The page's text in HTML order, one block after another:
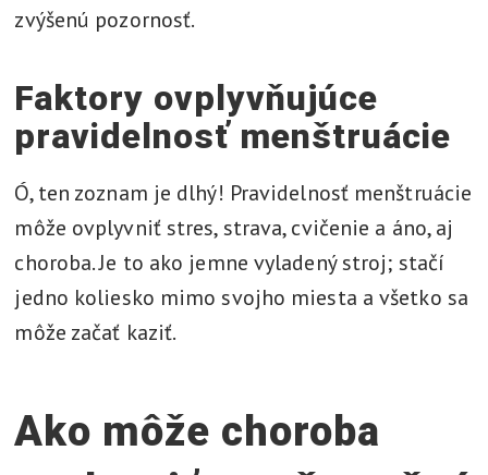
zvýšenú pozornosť.
Faktory ovplyvňujúce
pravidelnosť menštruácie
Ó, ten zoznam je dlhý! Pravidelnosť menštruácie
môže ovplyvniť stres, strava, cvičenie a áno, aj
choroba. Je to ako jemne vyladený stroj; stačí
jedno koliesko mimo svojho miesta a všetko sa
môže začať kaziť.
Ako môže choroba